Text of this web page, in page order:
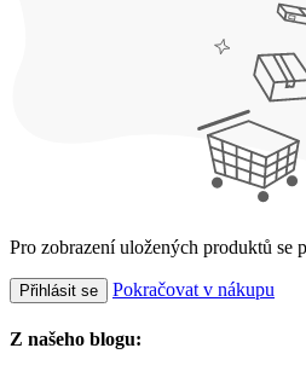
Pro zobrazení uložených produktů se
Přihlásit se Pokračovat v nákupu
Z našeho blogu: